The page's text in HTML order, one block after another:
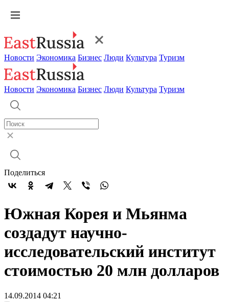
Новости Экономика Бизнес Люди Культура Туризм
Новости Экономика Бизнес Люди Культура Туризм
Поделиться
Южная Корея и Мьянма
создадут научно-
исследовательский институт
стоимостью 20 млн долларов
14.09.2014 04:21